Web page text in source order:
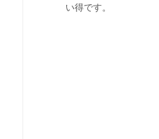
い得です。